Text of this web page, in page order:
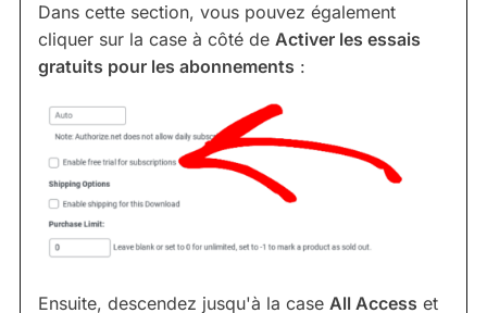
Dans cette section, vous pouvez également
cliquer sur la case à côté de Activer les essais
gratuits pour les abonnements :
Ensuite, descendez jusqu'à la case All Access et